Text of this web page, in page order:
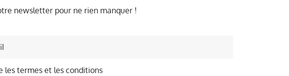
newsletter pour ne rien manquer !
les termes et les conditions